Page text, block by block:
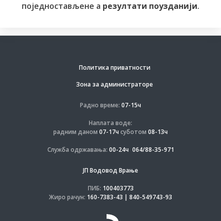
поједностављене а резултати поузданији.
Политика приватности
Зона за администраторе
Радно време: 07-15ч
Наплата воде:
радним даном 07-17ч суботом 08-13ч
Служба одржавања: 00-24ч 064/88-35-971
ЈП Водовод Врање
ПИБ: 100403773
Жиро рачун: 160-7383-43 | 840-549743-93